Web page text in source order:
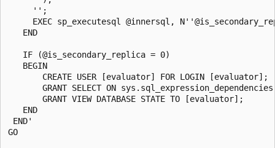
     '';
EXEC sp_executesql @innersql,
   END
   IF (@is_secondary_replica = 0)
   BEGIN
       CREATE USER [evaluator] FOR LOGIN [evaluator];
GRANT SELECT ON
       GRANT VIEW DATABASE STATE TO [evaluator];
   END
END'
GO